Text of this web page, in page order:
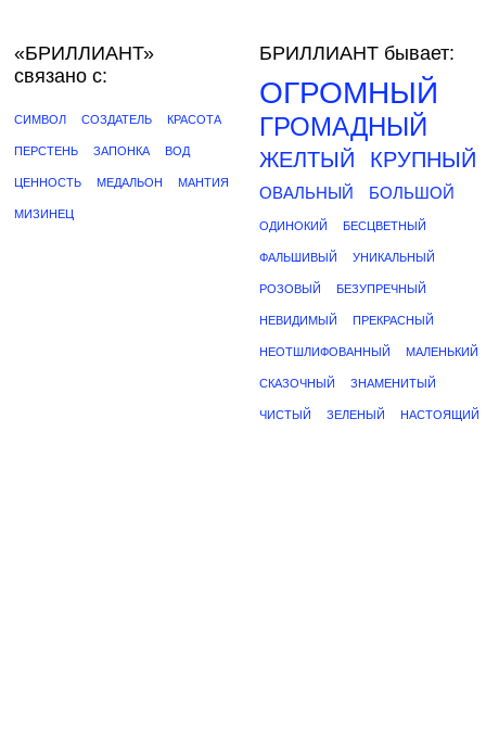
«БРИЛЛИАНТ»
связано с:
СИМВОЛ СОЗДАТЕЛЬ КРАСОТА
ПЕРСТЕНЬ ЗАПОНКА ВОД
ЦЕННОСТЬ МЕДАЛЬОН МАНТИЯ
МИЗИНЕЦ
БРИЛЛИАНТ бывает:
ОГРОМНЫЙ
ГРОМАДНЫЙ
ЖЕЛТЫЙ КРУПНЫЙ
ОВАЛЬНЫЙ БОЛЬШОЙ
ОДИНОКИЙ БЕСЦВЕТНЫЙ
ФАЛЬШИВЫЙ УНИКАЛЬНЫЙ
РОЗОВЫЙ БЕЗУПРЕЧНЫЙ
НЕВИДИМЫЙ ПРЕКРАСНЫЙ
НЕОТШЛИФОВАННЫЙ МАЛЕНЬКИЙ
СКАЗОЧНЫЙ ЗНАМЕНИТЫЙ
ЧИСТЫЙ ЗЕЛЕНЫЙ НАСТОЯЩИЙ